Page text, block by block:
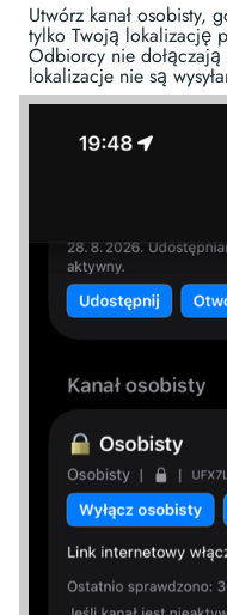
Utwórz kanał osobisty,
tylko Twoją lokalizację
Odbiorcy nie
lokalizacje nie są